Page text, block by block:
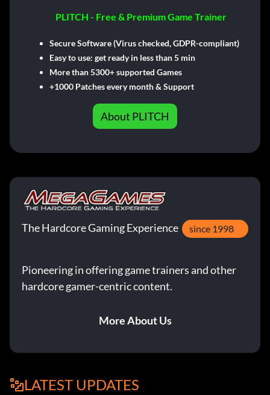
PLITCH - Free & Premium Game Trainer
Secure Software (Virus checked, GDPR-compliant)
Easy to use: get ready in less than 5 min
More than 5300+ supported Games
+1000 Patches every month & Support
About PLITCH
The Hardcore Gaming Experience since 1998
Pioneering in offering game trainers and other
hardcore gamer-centric content.
More About Us
LATEST UPDATES